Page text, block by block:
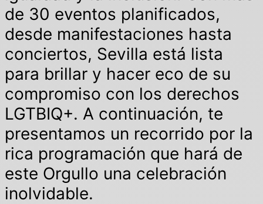
de 30 eventos planificados,
desde manifestaciones hasta
conciertos, Sevilla está lista
para brillar y hacer eco de su
compromiso con los derechos
LGTBIQ+. A continuación, te
presentamos un recorrido por la
rica programación que hará de
este Orgullo una celebración
inolvidable.